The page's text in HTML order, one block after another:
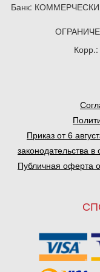
Банк:
Приказ от 6
законодательства
Публичная оферта